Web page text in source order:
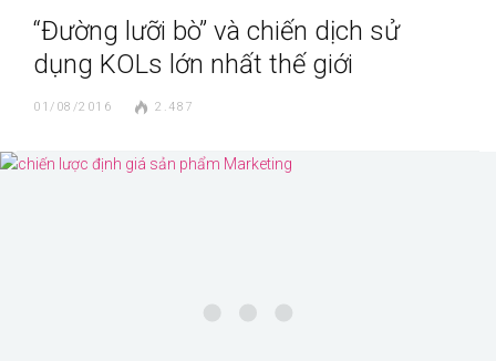
“Đường lưỡi bò” và chiến dịch sử
dụng KOLs lớn nhất thế giới
01/08/2016 2.487